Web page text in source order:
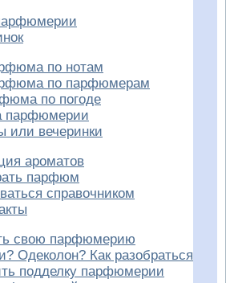
по нотам
по парфюмерам
по погоде
парфюмерии
или вечеринки
ароматов
парфюм
справочником
свою парфюмерию
Одеколон? Как разобраться
подделку парфюмерии